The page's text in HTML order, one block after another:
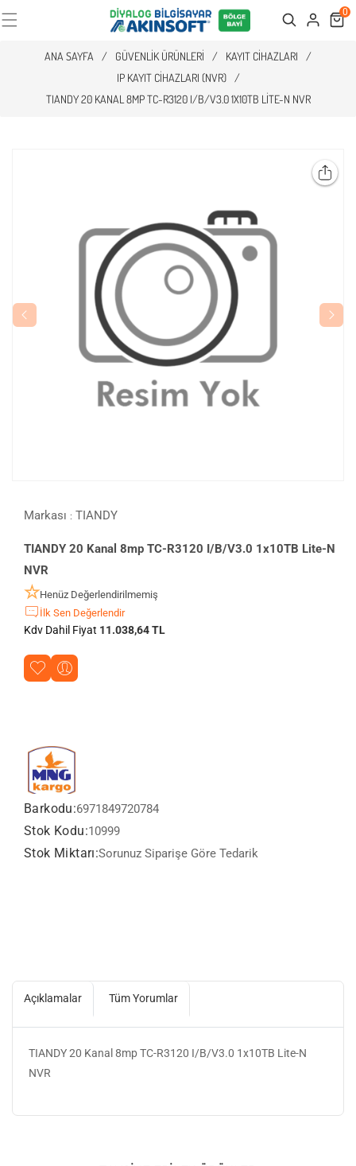
Search Cart
0
ANA SAYFA / GÜVENLIK ÜRÜNLERI / KAYIT CIHAZLARI
/
IP KAYIT CIHAZLARI (NVR)
/
TIANDY 20 KANAL 8MP TC-R3120 I/B/V3.0 1X10TB LITE-N NVR
Markası : TIANDY
TIANDY 20 Kanal 8mp TC-R3120 I/B/V3.0 1x10TB Lite-N
NVR
Henüz Değerlendirilmemiş
İlk Sen Değerlendir
Kdv Dahil Fiyat 11.038,64 TL
Barkodu:6971849720784
Stok Kodu:10999
Stok Miktarı:Sorunuz Siparişe Göre Tedarik
Açıklamalar Tüm Yorumlar
TIANDY 20 Kanal 8mp TC-R3120 I/B/V3.0 1x10TB Lite-N
NVR